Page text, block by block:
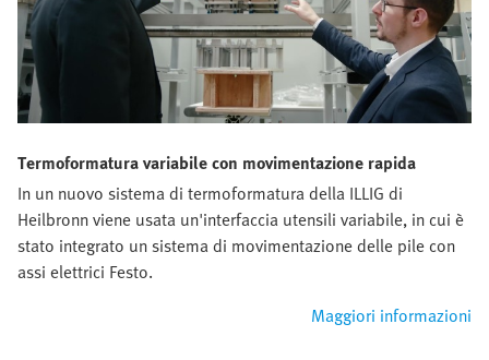
Termoformatura variabile con movimentazione rapida
In un nuovo sistema di termoformatura della ILLIG di
Heilbronn viene usata un'interfaccia utensili variabile, in cui è
stato integrato un sistema di movimentazione delle pile con
assi elettrici Festo.
Maggiori informazioni